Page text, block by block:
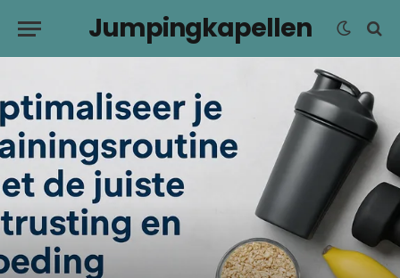
Jumpingkapellen